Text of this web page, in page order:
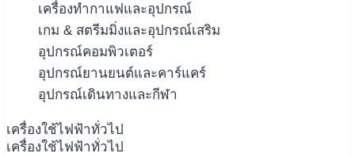
เครื่องทำกาแฟและอุปกรณ์
เกม & สตรีมมิ่งและอุปกรณ์เสริม
อุปกรณ์คอมพิวเตอร์
อุปกรณ์ยานยนต์และคาร์แคร์
อุปกรณ์เดินทางและกีฬา
เครื่องใช้ไฟฟ้าทั่วไป
เครื่องใช้ไฟฟ้าทั่วไป